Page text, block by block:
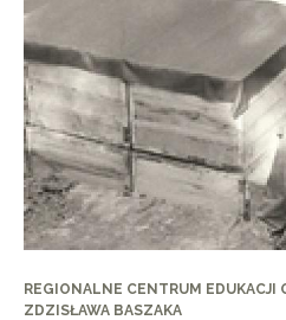
REGIONALNE CENTRUM EDUKACJI
ZDZISŁAWA BASZAKA